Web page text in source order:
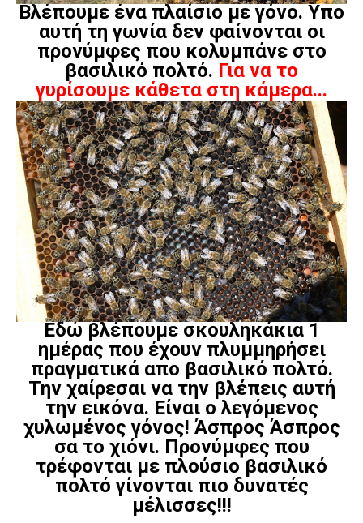
Βλέπουμε ένα πλαίσιο με γόνο. Υπο
αυτή τη γωνία δεν φαίνονται οι
προνύμφες που κολυμπάνε στο
βασιλικό πολτό. Για να το
γυρίσουμε κάθετα στη κάμερα...
Εδώ βλέπουμε σκουληκάκια 1
ημέρας που έχουν πλυμμηρήσει
πραγματικά απο βασιλικό πολτό.
Την χαίρεσαι να την βλέπεις αυτή
την εικόνα. Είναι ο λεγόμενος
χυλωμένος γόνος! Άσπρος Άσπρος
σα το χιόνι. Προνύμφες που
τρέφονται με πλούσιο βασιλικό
πολτό γίνονται πιο δυνατές
μέλισσες!!!